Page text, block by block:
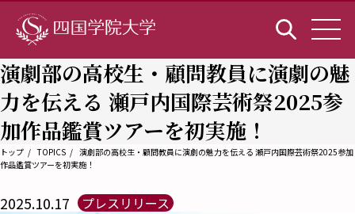
演劇部の高校生・顧問教員に演劇の魅
力を伝える 瀬戸内国際芸術祭2025参
加作品鑑賞ツアーを初実施！
トップ TOPICS
演劇部の高校生・顧問教員に演劇の魅力を伝える 瀬戸内国際芸術祭2025参加
作品鑑賞ツアーを初実施！
2025.10.17 プレスリリース